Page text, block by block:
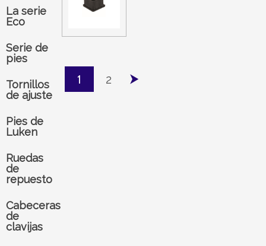
La serie
Eco
Serie de
pies
Tornillos
de ajuste
Pies de
Luken
Ruedas
de
repuesto
Cabeceras
de
clavijas
1 2 ⮞